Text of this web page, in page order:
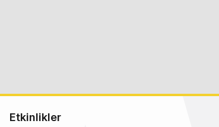
Etkinlikler